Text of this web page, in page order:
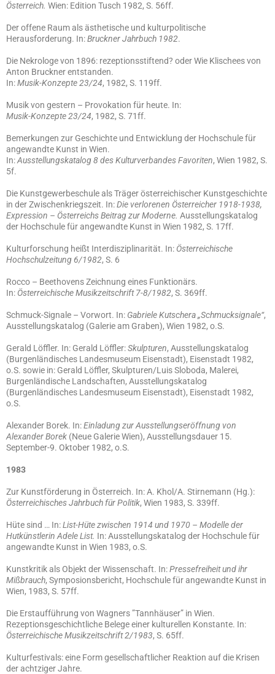
Österreich. Wien: Edition Tusch 1982, S. 56ff.
Der offene Raum als ästhetische und kulturpolitische
Herausforderung. In:Bruckner Jahrbuch 1982.
Die Nekrologe von 1896: rezeptionsstiftend? oder Wie Klischees von
Anton Bruckner entstanden.
In:Musik-Konzepte 23/24, 1982, S. 119ff.
Musik von gestern – Provokation für heute. In:
Musik-Konzepte 23/24, 1982, S. 71ff.
Bemerkungen zur Geschichte und Entwicklung der Hochschule für
angewandte Kunst in Wien.
In:Ausstellungskatalog 8 des Kulturverbandes Favoriten, Wien 1982, S.
5f.
Die Kunstgewerbeschule als Träger österreichischer Kunstgeschichte
in der Zwischenkriegszeit. In:Die verlorenen Österreicher 1918-1938,
Expression – Österreichs Beitrag zur Moderne. Ausstellungskatalog
der Hochschule für angewandte Kunst in Wien 1982, S. 17ff.
Kulturforschung heißt Interdisziplinarität. In: Österreichische
Hochschulzeitung 6/1982, S. 6
Rocco – Beethovens Zeichnung eines Funktionärs.
In: Österreichische Musikzeitschrift 7-8/1982, S. 369ff.
Schmuck-Signale – Vorwort. In: Gabriele Kutschera „Schmucksignale“,
Ausstellungskatalog (Galerie am Graben), Wien 1982, o.S.
Gerald Löffler. In: Gerald Löffler:Skulpturen, Ausstellungskatalog
(Burgenländisches Landesmuseum Eisenstadt), Eisenstadt 1982,
o.S. sowie in: Gerald Löffler, Skulpturen/Luis Sloboda, Malerei,
Burgenländische Landschaften, Ausstellungskatalog
(Burgenländisches Landesmuseum Eisenstadt), Eisenstadt 1982,
o.S.
Alexander Borek. In:Einladung zur Ausstellungseröffnung von
Alexander Borek (Neue Galerie Wien), Ausstellungsdauer 15.
September-9. Oktober 1982, o.S.
1983
Zur Kunstförderung in Österreich. In: A. Khol/A. Stirnemann (Hg.):
Österreichisches Jahrbuch für Politik, Wien 1983, S. 339ff.
Hüte sind … In:List-Hüte zwischen 1914 und 1970 – Modelle der
Hutkünstlerin Adele List. In: Ausstellungskatalog der Hochschule für
angewandte Kunst in Wien 1983, o.S.
Kunstkritik als Objekt der Wissenschaft. In:Pressefreiheit und ihr
Mißbrauch, Symposionsbericht, Hochschule für angewandte Kunst in
Wien, 1983, S. 57ff.
Die Erstaufführung von Wagners ”Tannhäuser” in Wien.
Rezeptionsgeschichtliche Belege einer kulturellen Konstante. In:
Österreichische Musikzeitschrift 2/1983, S. 65ff.
Kulturfestivals: eine Form gesellschaftlicher Reaktion auf die Krisen
der achtziger Jahre.